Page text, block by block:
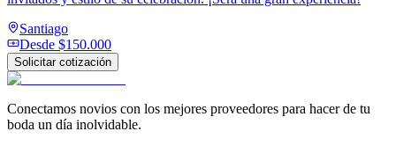
Santiago
Desde $150.000
Solicitar cotización
Conectamos novios con los mejores proveedores para hacer de tu
boda un día inolvidable.